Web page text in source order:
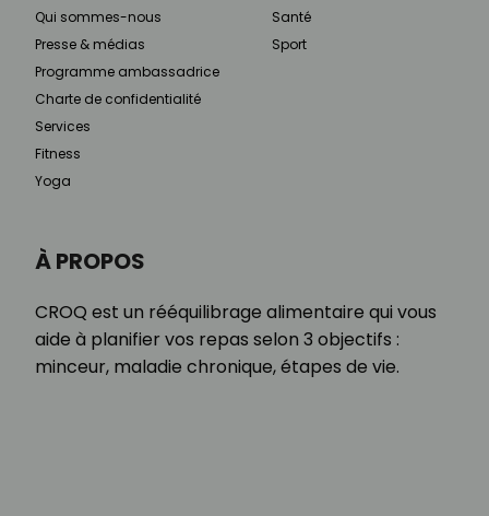
À PROPOS
CROQ est un rééquilibrage alimentaire qui vous
aide à planifier vos repas selon 3 objectifs :
minceur, maladie chronique, étapes de vie.
Qui sommes-nous
Presse & médias
Programme ambassadrice
Charte de confidentialité
Services
Fitness
Yoga
Santé
Sport